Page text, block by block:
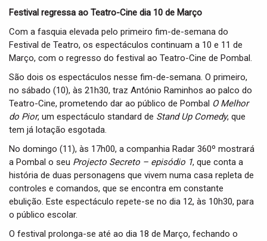
Festival regressa ao Teatro-Cine dia 10 de Março
Com a fasquia elevada pelo primeiro fim-de-semana do
Festival de Teatro, os espectáculos continuam a 10 e 11 de
Março, com o regresso do festival ao Teatro-Cine de Pombal.
São dois os espectáculos nesse fim-de-semana. O primeiro,
no sábado (10), às 21h30, traz António Raminhos ao palco do
Teatro-Cine, prometendo dar ao público de Pombal O Melhor
do Pior, um espectáculo standard de Stand Up Comedy, que
tem já lotação esgotada.
No domingo (11), às 17h00, a companhia Radar 360º mostrará
a Pombal o seu Projecto Secreto – episódio 1, que conta a
história de duas personagens que vivem numa casa repleta de
controles e comandos, que se encontra em constante
ebulição. Este espectáculo repete-se no dia 12, às 10h30, para
o público escolar.
O festival prolonga-se até ao dia 18 de Março, fechando o